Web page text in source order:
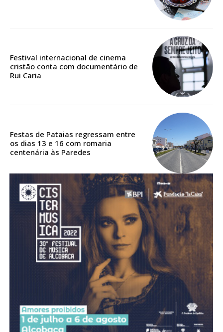
Festival internacional de cinema
cristão conta com documentário de
Rui Caria
Festas de Pataias regressam entre
os dias 13 e 16 com romaria
centenária às Paredes